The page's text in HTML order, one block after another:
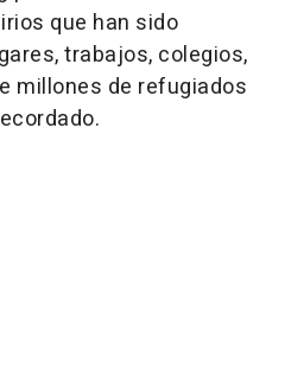
que han sido
trabajos, colegios,
millones de refugiados